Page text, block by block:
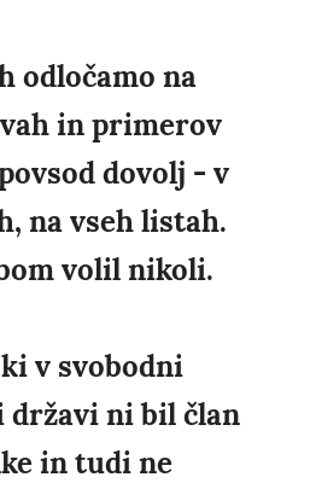
odločamo na
in primerov
dovolj - v
na vseh listah.
volil nikoli.
v svobodni
ni bil član
in tudi ne